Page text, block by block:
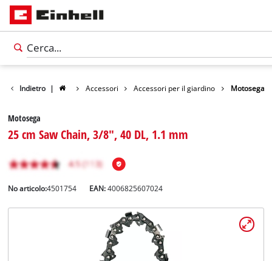
Indietro | Accessori Accessori per il giardino Motosega
Motosega
25 cm Saw Chain, 3/8", 40 DL, 1.1 mm
No articolo:4501754 EAN:4006825607024